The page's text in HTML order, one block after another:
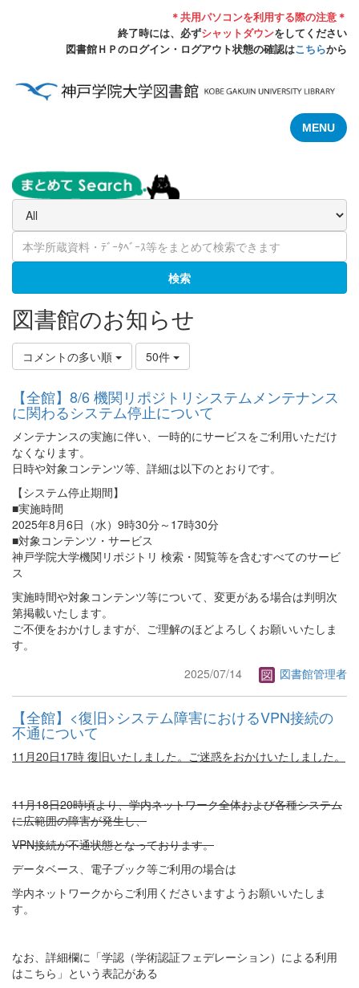
＊共用パソコンを利用する際の注意＊
終了時には、必ずシャットダウンをしてください
図書館ＨＰのログイン・ログアウト状態の確認はこちらから
MENU
検索
図書館のお知らせ
コメントの多い順 50件
【全館】8/6 機関リポジトリシステムメンテナンス
に関わるシステム停止について
メンテナンスの実施に伴い、一時的にサービスをご利用いただけ
なくなります。
日時や対象コンテンツ等、詳細は以下のとおりです。
【システム停止期間】
■実施時間
2025年8月6日（水）9時30分～17時30分
■対象コンテンツ・サービス
神戸学院大学機関リポジトリ 検索・閲覧等を含むすべてのサービ
ス
実施時間や対象コンテンツ等について、変更がある場合は判明次
第掲載いたします。
ご不便をおかけしますが、ご理解のほどよろしくお願いいたしま
す。
2025/07/14
図書館管理者
【全館】<復旧>システム障害におけるVPN接続の
不通について
11月20日17時 復旧いたしました。ご迷惑をおかけいたしました。
11月18日20時頃より、学内ネットワーク全体および各種システム
に広範囲の障害が発生し、
VPN接続が不通状態となっております。
データベース、電子ブック等ご利用の場合は
学内ネットワークからご利用くださいますようお願いいたしま
す。
なお、詳細欄に「学認（学術認証フェデレーション）による利用
はこちら」という表記がある